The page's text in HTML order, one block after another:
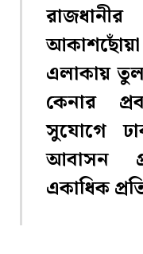
এলাকায়
কেনার
সুযোগে
আবাসন
একাধিক